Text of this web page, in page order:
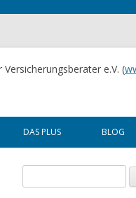
e.V. (
DAS PLUS
FINANZBERATUNG
BLOG
nach: